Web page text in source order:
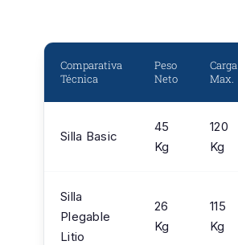
Comparativa
Técnica
Peso
Neto
Carga
Max.
Silla Basic
45
Kg
120
Kg
Silla
Plegable
Litio
26
Kg
115
Kg